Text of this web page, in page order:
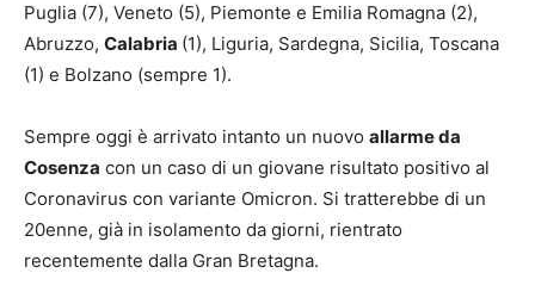
Puglia (7), Veneto (5), Piemonte e Emilia Romagna (2),
Abruzzo, Calabria (1), Liguria, Sardegna, Sicilia, Toscana
(1) e Bolzano (sempre 1).
Sempre oggi è arrivato intanto un nuovo allarme da
Cosenza con un caso di un giovane risultato positivo al
Coronavirus con variante Omicron. Si tratterebbe di un
20enne, già in isolamento da giorni, rientrato
recentemente dalla Gran Bretagna.